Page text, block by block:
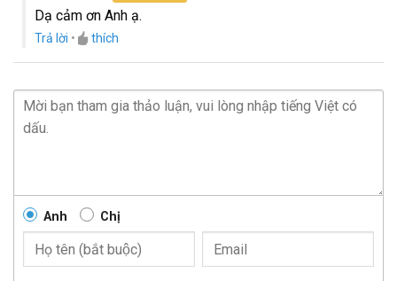
Dạ cảm ơn Anh ạ.
Trả lời • thích
Anh Chị